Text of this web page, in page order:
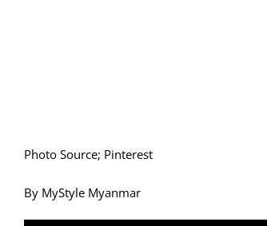
Photo Source; Pinterest
By MyStyle Myanmar